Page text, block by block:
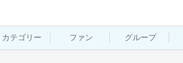
カテゴリー ファン グループ